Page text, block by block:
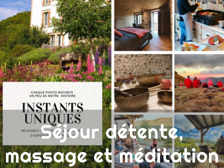
Séjour détente,
massage et méditation